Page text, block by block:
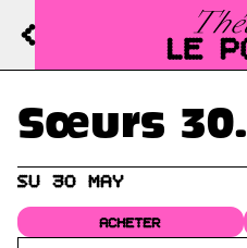
Sœurs
SU 30 MAY
ACHETER